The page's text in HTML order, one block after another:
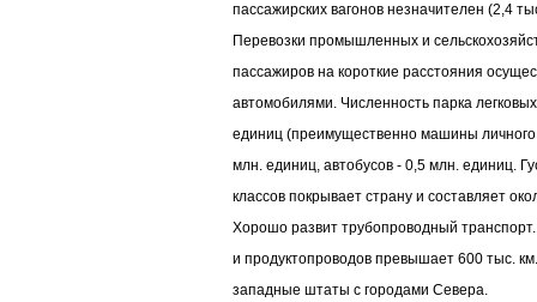
пассажирских вагонов незначителен (2,4
Перевозки промышленных и
пассажиров на короткие расстояния
автомобилями. Численность парка
единиц (преимущественно машины личного
млн. единиц, автобусов - 0,5 млн. единиц.
классов покрывает страну и составляет
Хорошо развит трубопроводный
и продуктопроводов превышает 600 тыс.
западные штаты с городами Севера.